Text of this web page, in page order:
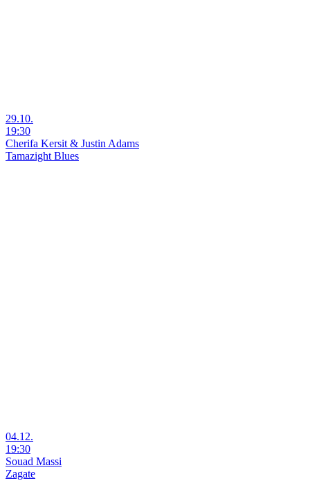
29.10.
19:30
Cherifa Kersit & Justin Adams
Tamazight Blues
04.12.
19:30
Souad Massi
Zagate